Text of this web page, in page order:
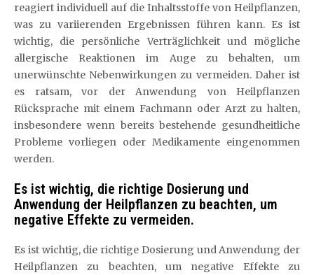
reagiert individuell auf die Inhaltsstoffe von Heilpflanzen,
was zu variierenden Ergebnissen führen kann. Es ist
wichtig, die persönliche Verträglichkeit und mögliche
allergische Reaktionen im Auge zu behalten, um
unerwünschte Nebenwirkungen zu vermeiden. Daher ist
es ratsam, vor der Anwendung von Heilpflanzen
Rücksprache mit einem Fachmann oder Arzt zu halten,
insbesondere wenn bereits bestehende gesundheitliche
Probleme vorliegen oder Medikamente eingenommen
werden.
Es ist wichtig, die richtige Dosierung und
Anwendung der Heilpflanzen zu beachten, um
negative Effekte zu vermeiden.
Es ist wichtig, die richtige Dosierung und Anwendung der
Heilpflanzen zu beachten, um negative Effekte zu